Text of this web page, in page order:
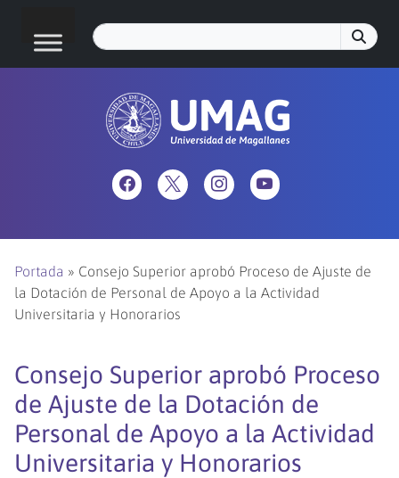
Portada » Consejo Superior aprobó Proceso de Ajuste de
la Dotación de Personal de Apoyo a la Actividad
Universitaria y Honorarios
Consejo Superior aprobó Proceso
de Ajuste de la Dotación de
Personal de Apoyo a la Actividad
Universitaria y Honorarios